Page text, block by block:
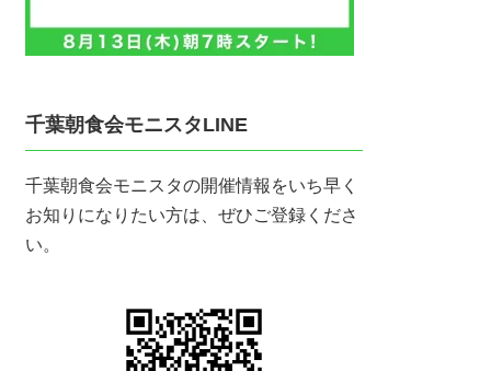
千葉朝食会モニスタLINE
千葉朝食会モニスタの開催情報をいち早く
お知りになりたい方は、ぜひご登録くださ
い。